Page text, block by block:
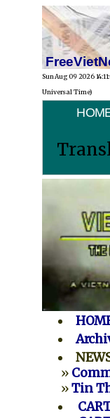
Sun Aug 09 2026
Universal Time)
»
»Tin